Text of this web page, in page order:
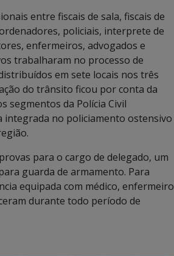
entre fiscais de sala, fiscais de
policiais, interprete de
enfermeiros, advogados e
trabalharam no processo de
em sete locais nos três
do trânsito ficou por conta da
segmentos da Polícia Civil
no policiamento ostensivo
para o cargo de delegado, um
guarda de armamento. Para
equipada com médico, enfermeiro
durante todo período de